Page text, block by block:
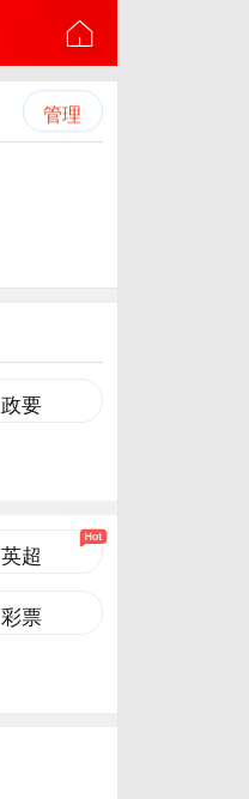
管理
政要
英超
彩票